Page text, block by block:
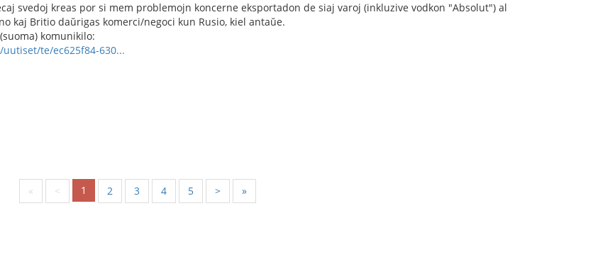
svedoj kreas por si mem problemojn koncerne eksportadon de siaj varoj (inkluzive vodkon "Absolut") al
kaj Britio daŭrigas komerci/negoci kun Rusio, kiel antaŭe.
komunikilo:
te/ec625f84-630...
« < 1 2 3 4 5 > »